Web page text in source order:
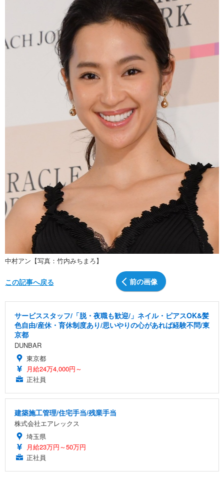
中村アン【写真：竹内みちまろ】
前の画像
この記事へ戻る
サービススタッフ/「脱・夜職も歓迎/」ネイル・ピアスOK&髪
色自由/産休・育休制度あり/思いやりの心があれば経験不問/東
京都
DUNBAR
東京都
月給24万4,000円～
正社員
建築施工管理/住宅手当/残業手当
株式会社エアレックス
埼玉県
月給23万円～50万円
正社員